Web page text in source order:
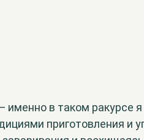
в таком ракурсе
приготовления и